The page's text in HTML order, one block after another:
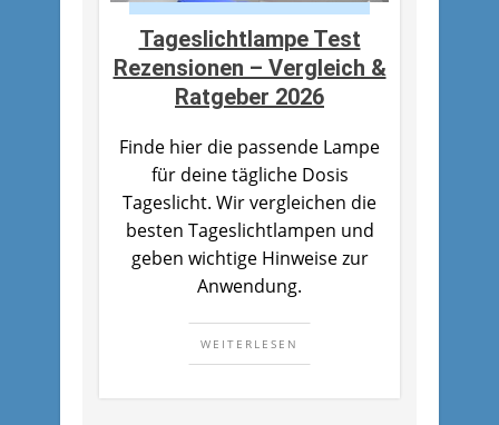
Tageslichtlampe Test
Rezensionen – Vergleich &
Ratgeber 2026
Finde hier die passende Lampe
für deine tägliche Dosis
Tageslicht. Wir vergleichen die
besten Tageslichtlampen und
geben wichtige Hinweise zur
Anwendung.
WEITERLESEN